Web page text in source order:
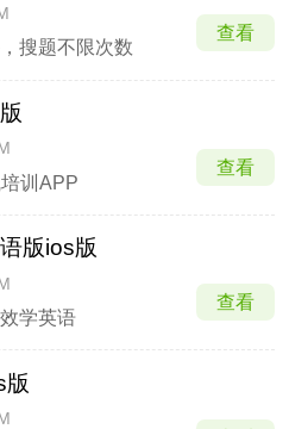
搜题不限次数
查看
训APP
查看
版ios版
学英语
查看
版